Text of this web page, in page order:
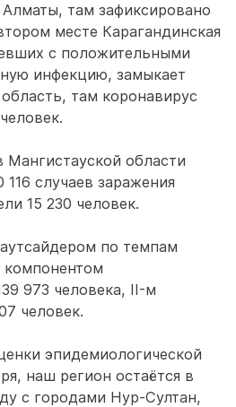
Алматы, там зафиксировано
месте Карагандинская
с положительными
инфекцию, замыкает
там коронавирус
области
116 случаев заражения
15 230 человек.
по темпам
973 человека, II-м
человек.
эпидемиологической
наш регион остаётся в
с городами Нур-Султан,